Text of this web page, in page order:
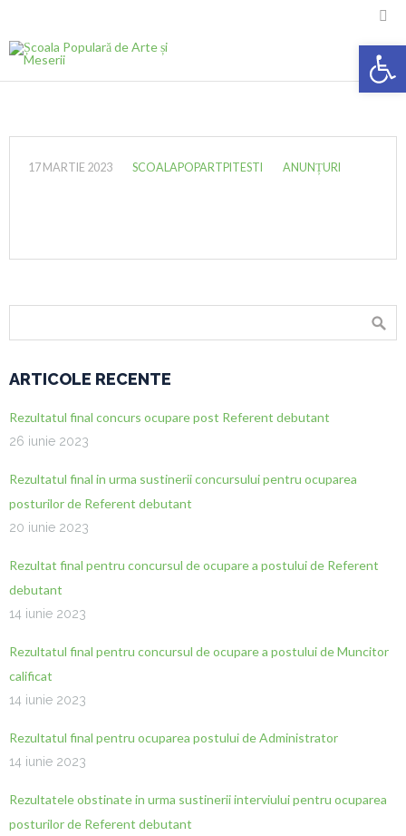

17 MARTIE 2023 SCOALAPOPARTPITESTI ANUNȚURI
ARTICOLE RECENTE
Rezultatul final concurs ocupare post Referent debutant
26 iunie 2023
Rezultatul final in urma sustinerii concursului pentru ocuparea
posturilor de Referent debutant
20 iunie 2023
Rezultat final pentru concursul de ocupare a postului de Referent
debutant
14 iunie 2023
Rezultatul final pentru concursul de ocupare a postului de Muncitor
calificat
14 iunie 2023
Rezultatul final pentru ocuparea postului de Administrator
14 iunie 2023
Rezultatele obstinate in urma sustinerii interviului pentru ocuparea
posturilor de Referent debutant
Deschide